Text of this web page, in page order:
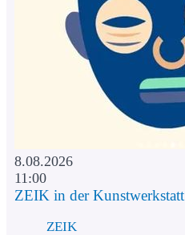
8.08.2026
11:00
ZEIK in der Kunstwerkstatt
ZEIK